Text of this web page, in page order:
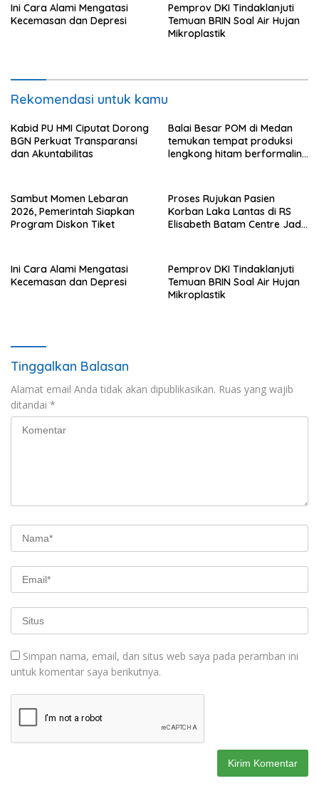
Ini Cara Alami Mengatasi
Kecemasan dan Depresi
Pemprov DKI Tindaklanjuti
Temuan BRIN Soal Air Hujan
Mikroplastik
Rekomendasi untuk kamu
Kabid PU HMI Ciputat Dorong
BGN Perkuat Transparansi
dan Akuntabilitas
Balai Besar POM di Medan
temukan tempat produksi
lengkong hitam berformalin
Sambut Momen Lebaran
2026, Pemerintah Siapkan
Program Diskon Tiket
Proses Rujukan Pasien
Korban Laka Lantas di RS
Elisabeth Batam Centre Jadi
Ini Cara Alami Mengatasi
Kecemasan dan Depresi
Pemprov DKI Tindaklanjuti
Temuan BRIN Soal Air Hujan
Mikroplastik
Tinggalkan Balasan
Alamat email Anda tidak akan dipublikasikan. Ruas yang wajib
ditandai *
Simpan nama, email, dan situs web saya pada peramban ini
untuk komentar saya berikutnya.